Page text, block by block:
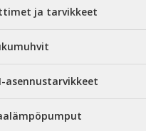
ja tarvikkeet
asennustarvikkeet